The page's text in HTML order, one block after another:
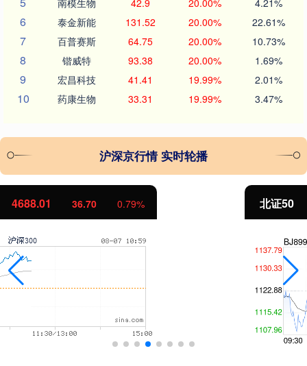
南模生物 42.9 20.00% 4.21%
6 泰金新能 131.52 20.00% 22.61%
7 百普赛斯 64.75 20.00% 10.73%
8 锴威特 93.38 20.00% 1.69%
9 宏昌科技 41.41 19.99% 2.01%
10 药康生物 33.31 19.99% 3.47%
沪深京行情 实时轮播
北证50 1122.44